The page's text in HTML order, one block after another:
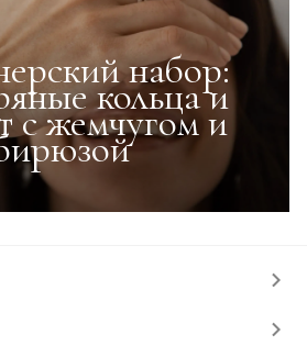
набор:
кольца и
с жемчугом и